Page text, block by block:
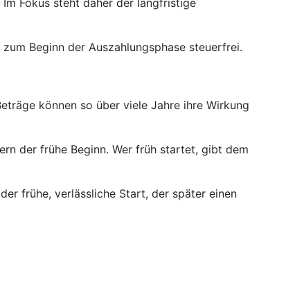
Beginn der Auszahlungsphase steuerfrei.
können so über viele Jahre ihre Wirkung
der frühe Beginn. Wer früh startet, gibt dem
frühe, verlässliche Start, der später einen